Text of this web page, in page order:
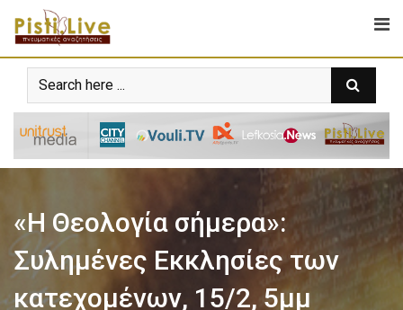
«Η Θεολογία σήμερα»:
Συλημένες Εκκλησίες των
κατεχομένων, 15/2, 5μμ